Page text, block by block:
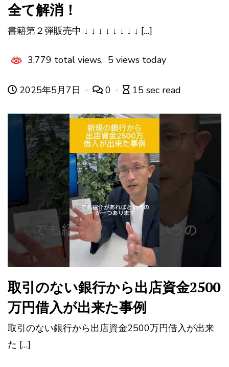
全て解消！
書籍第２弾販売中 ↓ ↓ ↓ ↓ ↓ ↓ ↓ ↓ […]
3,779 total views, 5 views today
2025年5月7日 0 15 sec read
取引のない銀行から出店資金2500
万円借入が出来た事例
取引のない銀行から出店資金2500万円借入が出来
た […]